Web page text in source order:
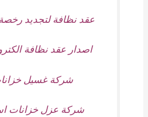
عقد نظافة لتجديد رخصة
اصدار عقد نظافة
شركة غسيل
شركة عزل خزانات